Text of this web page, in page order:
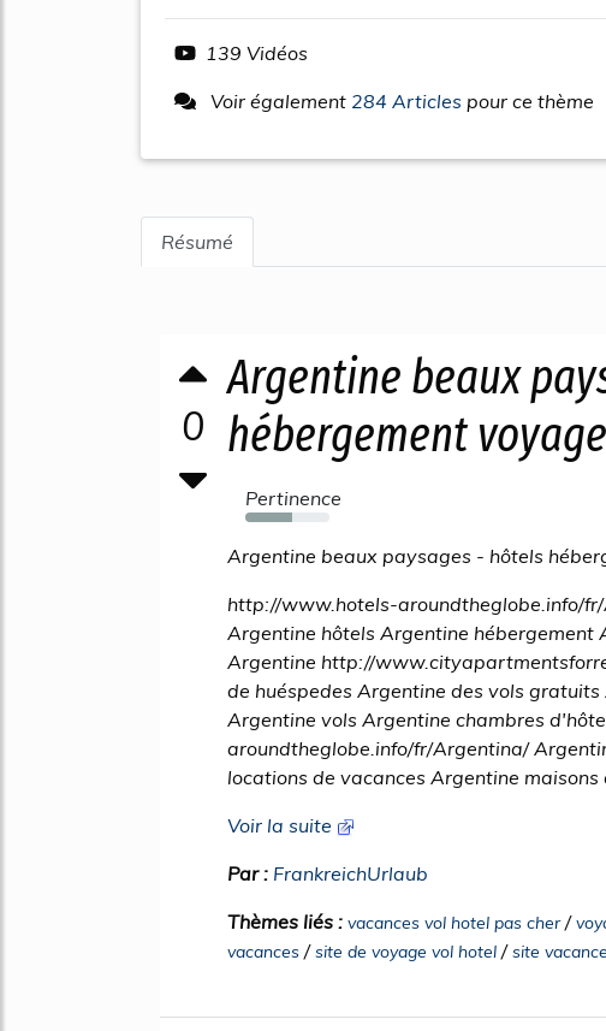
139 Vidéos
Voir également 284 Articles pour ce thème
Résumé
0
Argentine beaux
hébergement
Pertinence
55%
Argentine beaux paysages - hôtels
http://www.hotels-aroundtheglobe.info/
Argentine hôtels Argentine hébergement
Argentine http://
de huéspedes Argentine des vols
Argentine vols Argentine chambres
aroundtheglobe.info/fr/Argentina/
locations de vacances Argentine maisons
Voir la suite
Par : FrankreichUrlaub
Thèmes liés : vacances vol hotel pas cher/
vacances /site de voyage vol hotel /site